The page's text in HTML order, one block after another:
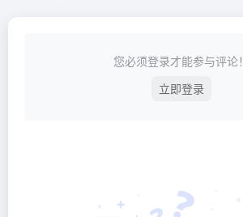
您必须登录才能参与评论！
立即登录